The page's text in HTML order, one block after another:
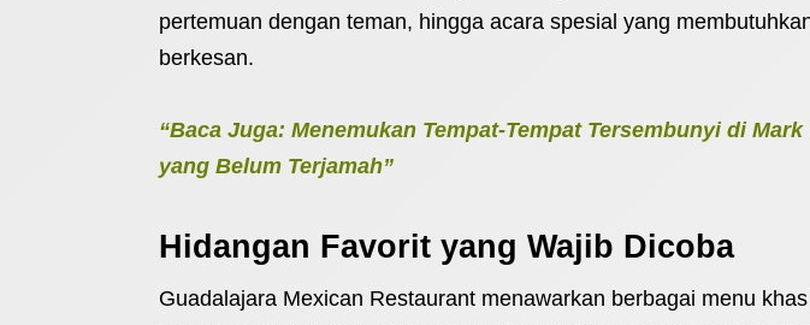
pertemuan dengan teman, hingga acara spesial yang
berkesan.
“Baca Juga: Menemukan Tempat-Tempat Tersembunyi di
yang Belum Terjamah”
Hidangan Favorit yang Wajib Dicoba
Guadalajara Mexican Restaurant menawarkan berbagai menu